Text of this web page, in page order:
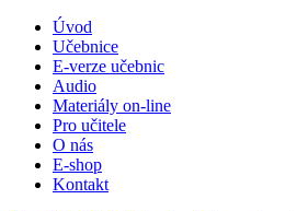
Úvod
Učebnice
E-verze učebnic
Audio
Materiály on-line
Pro učitele
O nás
E-shop
Kontakt